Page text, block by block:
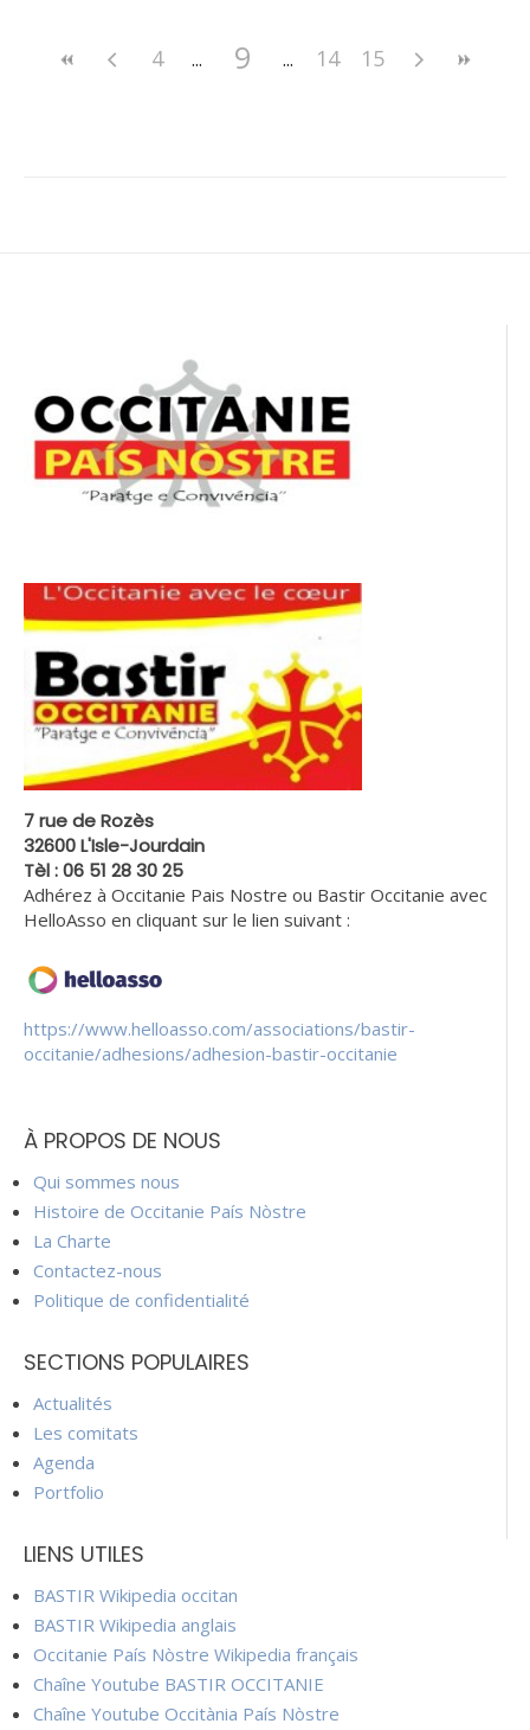
4 9 14 15
7 rue de Rozès
32600 L'Isle-Jourdain
Tèl : 06 51 28 30 25
Adhérez à Occitanie Pais Nostre ou Bastir Occitanie avec
HelloAsso en cliquant sur le lien suivant :
https://www.helloasso.com/associations/bastir-
occitanie/adhesions/adhesion-bastir-occitanie
À PROPOS DE NOUS
Qui sommes nous
Histoire de Occitanie País Nòstre
La Charte
Contactez-nous
Politique de confidentialité
SECTIONS POPULAIRES
Actualités
Les comitats
Agenda
Portfolio
LIENS UTILES
BASTIR Wikipedia occitan
BASTIR Wikipedia anglais
Occitanie País Nòstre Wikipedia français
Chaîne Youtube BASTIR OCCITANIE
Chaîne Youtube Occitània País Nòstre